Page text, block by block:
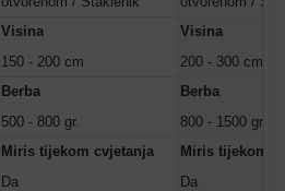
Visina
150 - 200 cm
Visina
200 - 300 cm
Berba
500 - 800 gr.
Berba
800 - 1500 gr.
Miris tijekom cvjetanja
Da
Miris tijekom
Da